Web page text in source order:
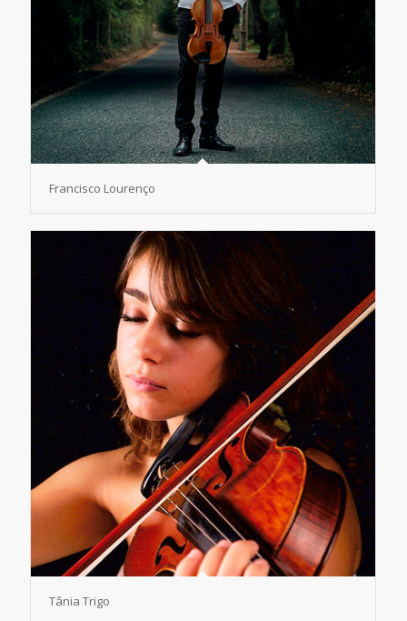
Francisco Lourenço
Tânia Trigo